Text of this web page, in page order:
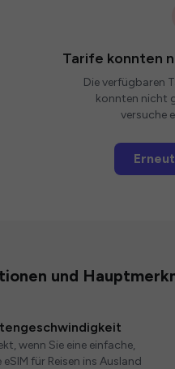
Tarife konnten
Die verfügbaren
konnten nicht
versuche
und
wenn Sie eine einfache,
für Reisen ins Ausland